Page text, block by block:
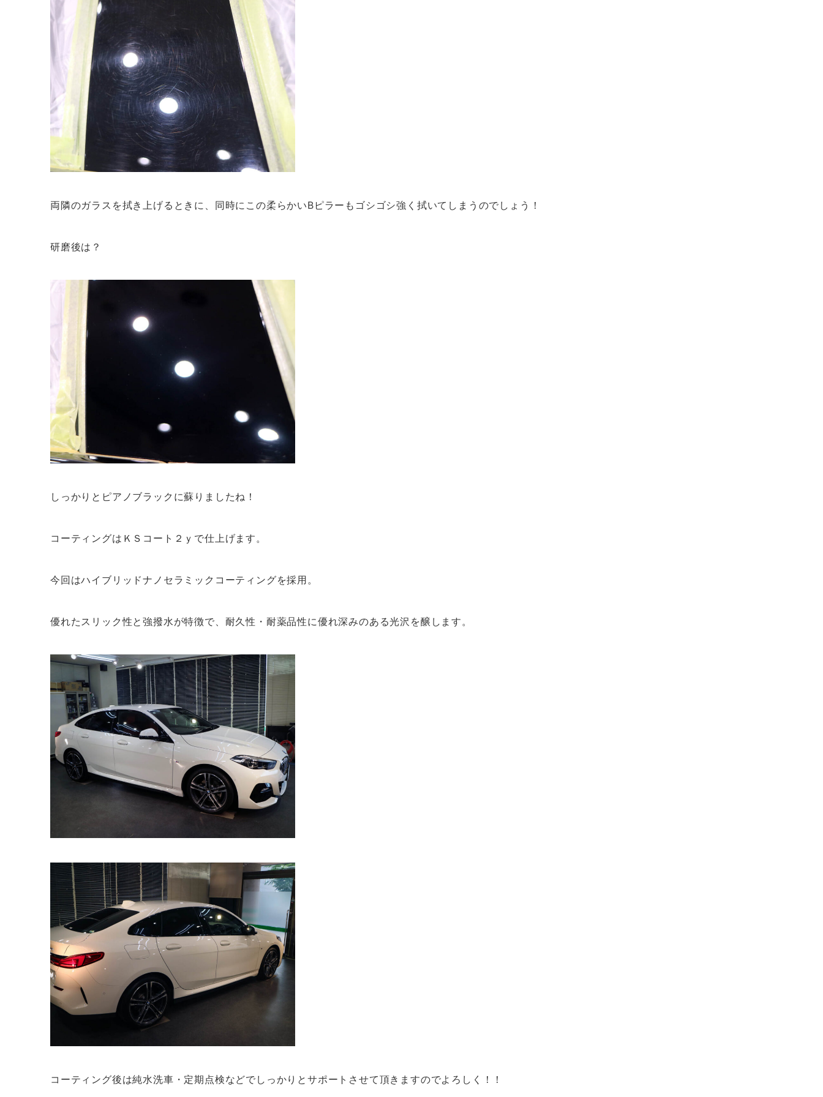
両隣のガラスを拭き上げるときに、同時にこの柔らかいBピラーもゴシゴシ強く拭いてしまうのでしょう！
研磨後は？
しっかりとピアノブラックに蘇りましたね！
コーティングはＫＳコート２ｙで仕上げます。
今回はハイブリッドナノセラミックコーティングを採用。
優れたスリック性と強撥水が特徴で、耐久性・耐薬品性に優れ深みのある光沢を醸します。
コーティング後は純水洗車・定期点検などでしっかりとサポートさせて頂きますのでよろしく！！